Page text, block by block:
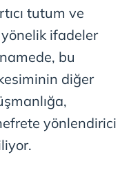
tutum ve
ifadeler
bu
diğer
yönlendirici